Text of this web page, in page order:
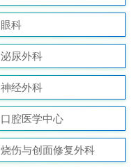
眼科
泌尿外科
神经外科
口腔医学中心
烧伤与创面修复外科